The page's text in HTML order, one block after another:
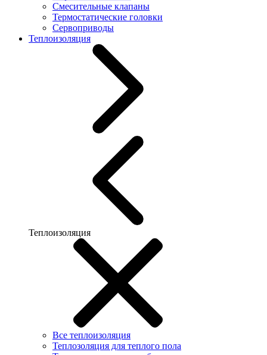
Смесительные клапаны
Термостатические головки
Сервоприводы
Теплоизоляция
Теплоизоляция
Все теплоизоляция
Теплозоляция для теплого пола